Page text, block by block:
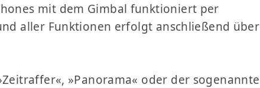
mit dem Gimbal funktioniert per
aller Funktionen erfolgt anschließend über
»Panorama« oder der sogenannte